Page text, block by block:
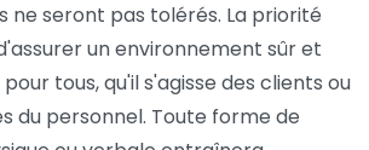
ne seront pas tolérés. La priorité
un environnement sûr et
tous, qu'il s'agisse des clients ou
du personnel. Toute forme de